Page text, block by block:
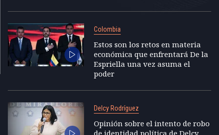
Colombia
Estos son los retos en materia
económica que enfrentará De la
Espriella una vez asuma el
poder
Delcy Rodríguez
Opinión sobre el intento de robo
de identidad política de Delcy